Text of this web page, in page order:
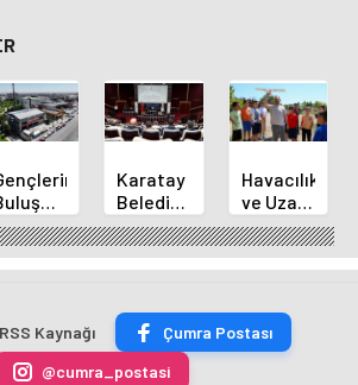
Yükseliyor
Karatay
Belediye
Başkanı
Kılca
Yeni
Açıkladı
Havacılık
ve Uzay
Yaz
Kursu
Başladı
RSS Kaynağı
Çumra Postası
@cumra_postasi